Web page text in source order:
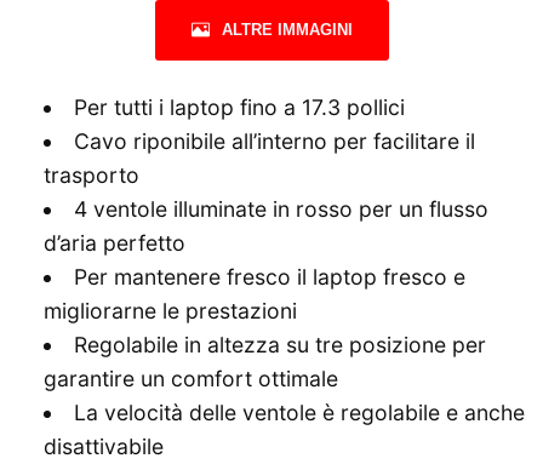
ALTRE IMMAGINI
Per tutti i laptop fino a 17.3 pollici
Cavo riponibile all’interno per facilitare il
trasporto
4 ventole illuminate in rosso per un flusso
d’aria perfetto
Per mantenere fresco il laptop fresco e
migliorarne le prestazioni
Regolabile in altezza su tre posizione per
garantire un comfort ottimale
La velocità delle ventole è regolabile e anche
disattivabile